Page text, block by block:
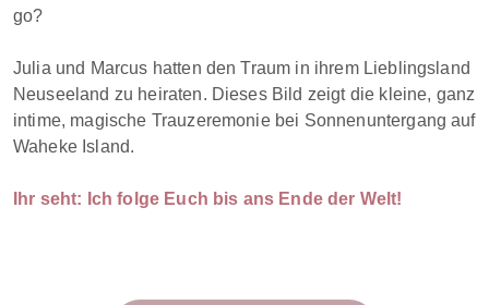
go?
Julia und Marcus hatten den Traum in ihrem Lieblingsland
Neuseeland zu heiraten. Dieses Bild zeigt die kleine, ganz
intime, magische Trauzeremonie bei Sonnenuntergang auf
Waheke Island.
Ihr seht: Ich folge Euch bis ans Ende der Welt!